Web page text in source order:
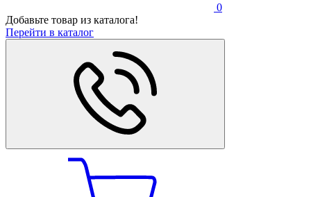
0
Добавьте товар из каталога!
Перейти в каталог